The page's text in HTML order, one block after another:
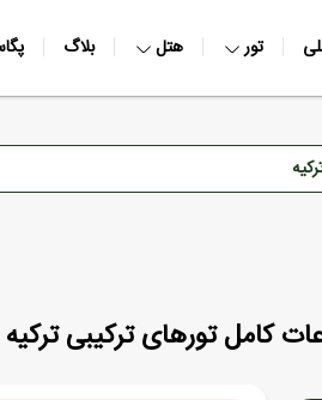
تور هتل بلاگ
کامل تورهای ترکیبی ترکیه